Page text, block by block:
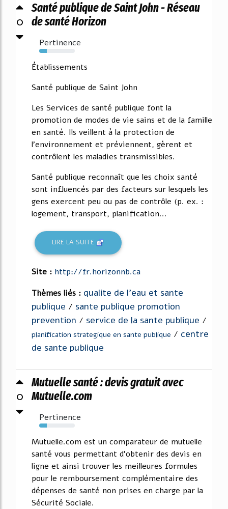
0
Santé publique de Saint John - Réseau
de santé Horizon
Pertinence
21%
Établissements
Santé publique de Saint John
Les Services de santé publique font la
promotion de modes de vie sains et de la famille
en santé. Ils veillent à la protection de
l'environnement et préviennent, gèrent et
contrôlent les maladies transmissibles.
Santé publique reconnaît que les choix santé
sont influencés par des facteurs sur lesquels les
gens exercent peu ou pas de contrôle (p. ex. :
logement, transport, planification...
LIRE LA SUITE
Site : http://fr.horizonnb.ca
Thèmes liés : qualite de l'eau et sante
publique / sante publique promotion
prevention / service de la sante publique /
planification strategique en sante publique / centre
de sante publique
0
Mutuelle santé : devis gratuit avec
Mutuelle.com
Pertinence
21%
Mutuelle.com est un comparateur de mutuelle
santé vous permettant d'obtenir des devis en
ligne et ainsi trouver les meilleures formules
pour le remboursement complémentaire des
dépenses de santé non prises en charge par la
Sécurité Sociale.